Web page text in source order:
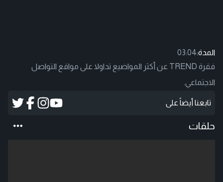
المدة:03:04
فقرة TREND عن أكثر المواضيع تداولا على مواقع التواصل
الاجتماعي.
تابعنا أيضاً على
حلقات